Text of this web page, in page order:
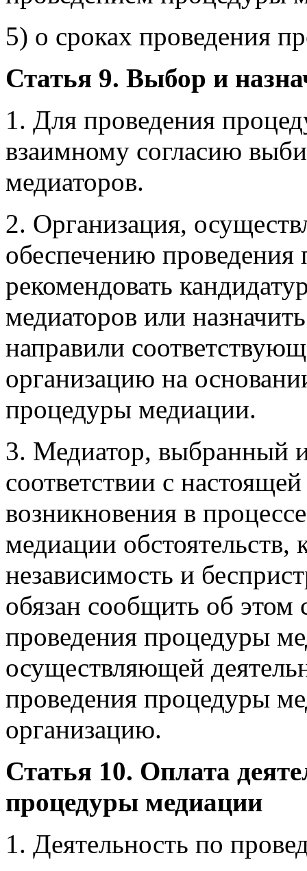
5) о сроках проведения
Статья 9. Выбор и
1. Для проведения
взаимному согласию
медиаторов.
2. Организация,
обеспечению
рекомендовать
медиаторов или
направили
организацию на
процедуры медиации.
3. Медиатор, выбранный
соответствии с
возникновения в
медиации обстоятельств,
независимость и
обязан сообщить об этом
проведения процедуры
осуществляющей
проведения процедуры
организацию.
Статья 10. Оплата
процедуры медиации
1. Деятельность по